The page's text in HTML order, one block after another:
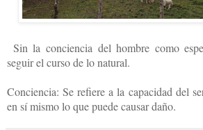
Sin la conciencia del hombre como
seguir el curso de lo natural.
Conciencia: Se refiere a la capacidad del
en sí mismo lo que puede causar daño.